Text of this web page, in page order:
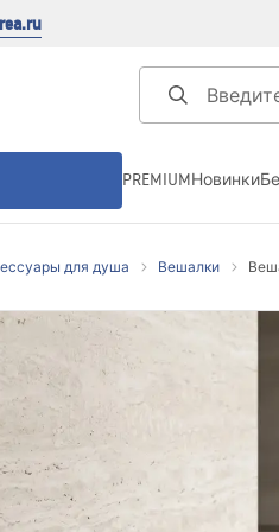
для душа
PREMIUMНовинки
для душа Вешалки